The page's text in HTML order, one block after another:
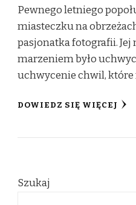
Pewnego letniego
miasteczku na
pasjonatka fotografii.
marzeniem było
uchwycenie chwil, które
DOWIEDZ SIĘ WIĘCEJ
Szukaj